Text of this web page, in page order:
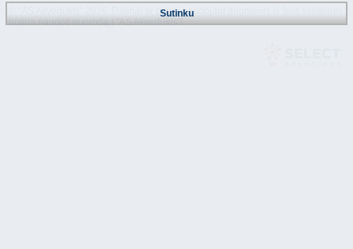
© "AS Akvedukts" 2026. Dalinai ar pilnai naudojant duomenis iš šios svetainės
būtina naudoti nuorodą Į "AS Akvedukts"!
Sutinku